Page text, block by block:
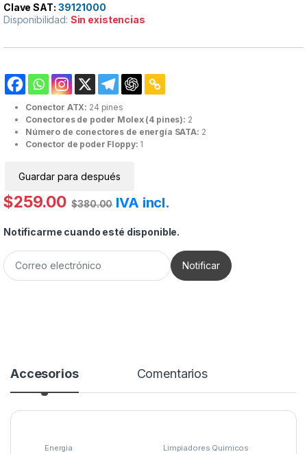
Clave SAT: 39121000
Disponibilidad: Sin existencias
Conector ATX: 24 pines
Conectores de poder Molex (4 pines): 2
Número de conectores de energía SATA: 2
Conector de poder Floppy: 1
Guardar para después
$259.00 $380.00 IVA incl.
Notificarme cuando esté disponible.
Accesorios Comentarios
Energia Limpiadores Quimicos